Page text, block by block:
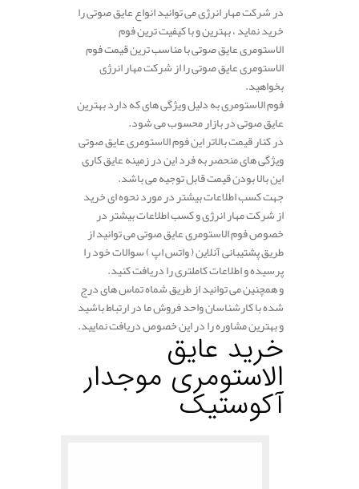
در شرکت مهار انرژی می توانید انواع عایق صوتی را
خرید نماید ، بهترین و با کیفیت ترین فوم
الاستومری عایق صوتی با مناسب ترین قیمت فوم
الاستومری عایق صوتی را از شرکت مهار انرژی
بخواهید.
فوم الاستومری به دلیل ویژگی های که دارد بهترین
عایق صوتی در بازار محسوب می شود.
در کنار قیمت بالاتر این فوم الاستومری عایق صوتی
ویژگی های منحصر به فرد این در زمینه عایق کاری
این بالا بودن قیمت قابل توجیه می باشد.
جهت کسب اطلاعات بیشتر در مورد نحوه ای خرید
از شرکت مهار انرژی و کسب اطلاعات بیشتر در
خصوص فوم الاستومری عایق صوتی می توانید از
طریق پشتیبانی آنلاین ( واتس اپ ) سوالات خود را
پرسیده و اطلاعات کاملتری را دریافت کنید.
و همچنین می توانید از طریق شماه تماس های درج
شده با کارشناسان واحد فروش ما در ارتباط باشید
و بهترین مشاوره را در این خصوص دریافت نمایید.
خرید عایق
الاستومریموجدار
آکوستیک